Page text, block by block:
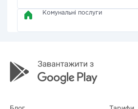
Комунальні послуги